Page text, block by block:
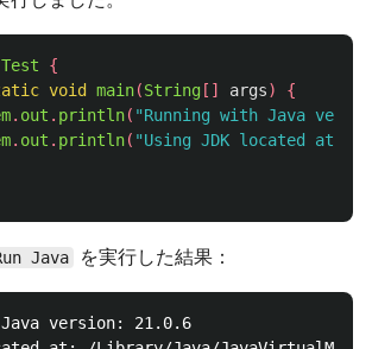
Test
{
void main(String [] args)
{
. out . println( "Running with Java
. out . println( "Using JDK located at: "
Java を実行した結果：
version: 21.0.6